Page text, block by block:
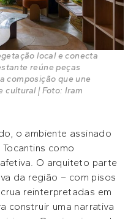
local e conecta
reúne peças
composição que une
| Foto: Iram
o ambiente assinado
como
O arquiteto parte
da região – com pisos
reinterpretadas em
construir uma narrativa